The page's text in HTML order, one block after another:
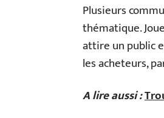
Plusieurs
thématique.
attire un public
les acheteurs,
A lire aussi :